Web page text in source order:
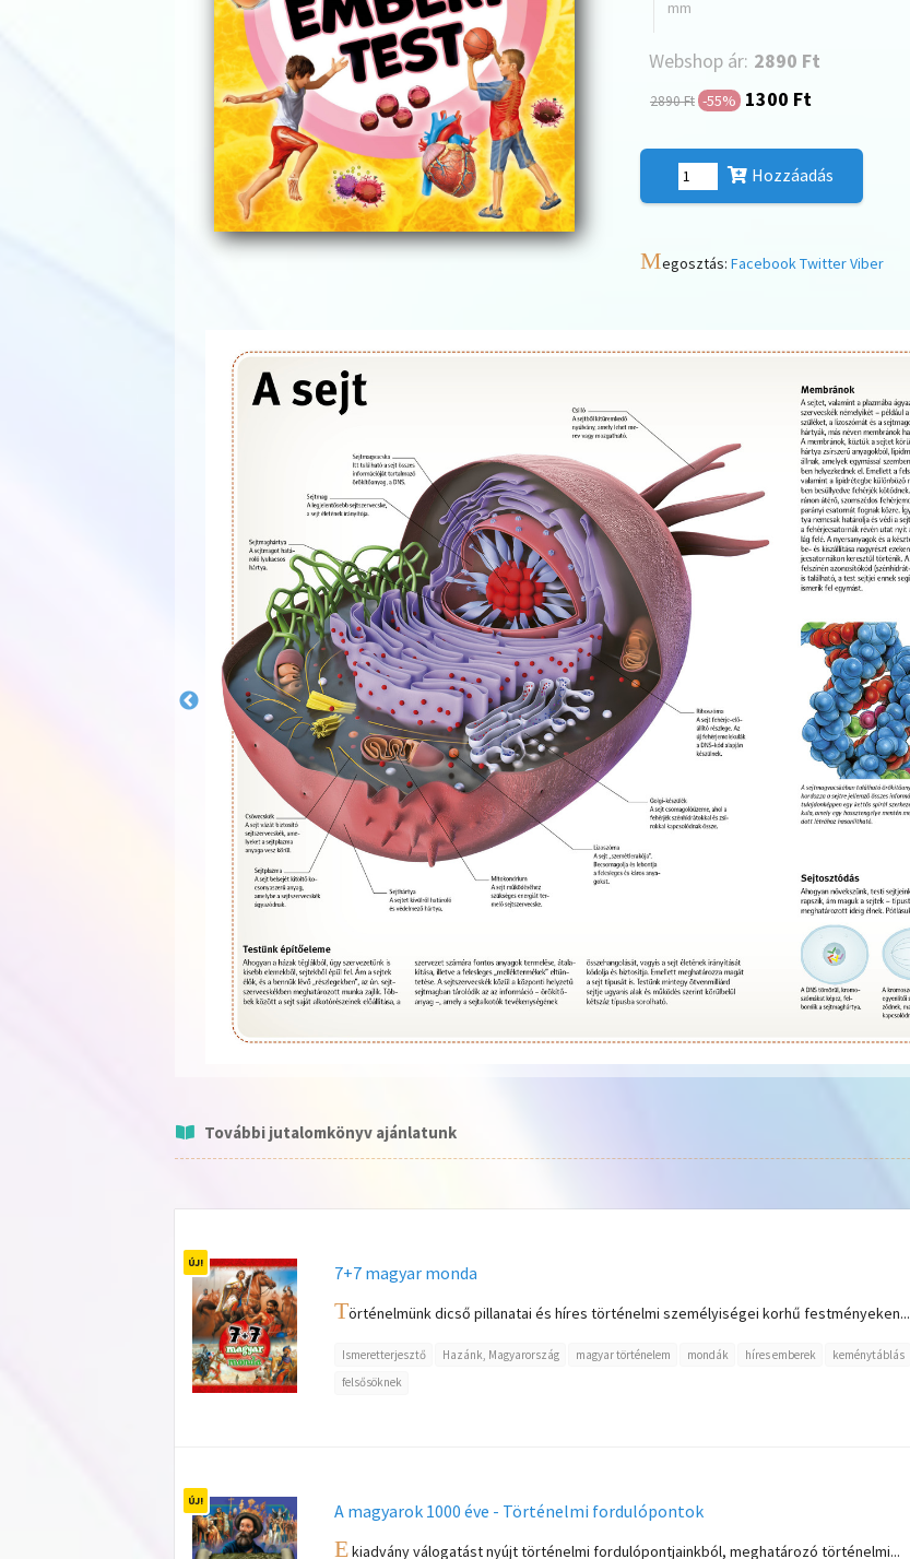
mm
Webshop ár: 2890 Ft
2890 Ft -55% 1300 Ft
Hozzáadás
Megosztás: FacebookTwitterViber
További jutalomkönyv ajánlatunk
7+7 magyar monda
Történelmünk dicső pillanatai és híres történelmi személyiségei korhű festményeken...
Ismeretterjesztő Hazánk, Magyarország magyar történelem mondák híres emberek keménytáblás
felsősöknek
A magyarok 1000 éve - Történelmi fordulópontok
Ekiadvány válogatást nyújt történelmi fordulópontjainkból, meghatározó történelmi...